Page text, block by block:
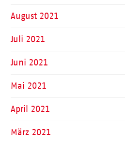
August 2021
Juli 2021
Juni 2021
Mai 2021
April 2021
März 2021